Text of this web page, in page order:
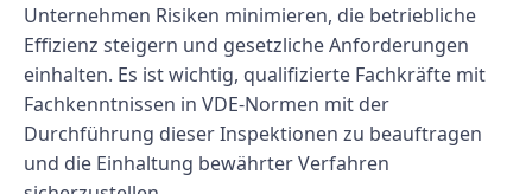
Unternehmen Risiken minimieren, die betriebliche
Effizienz steigern und gesetzliche Anforderungen
einhalten. Es ist wichtig, qualifizierte Fachkräfte mit
Fachkenntnissen in VDE-Normen mit der
Durchführung dieser Inspektionen zu beauftragen
und die Einhaltung bewährter Verfahren